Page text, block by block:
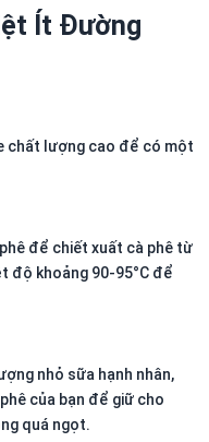
Ít Đường
chất lượng cao để có một
để chiết xuất cà phê từ
độ khoảng 90-95°C để
nhỏ sữa hạnh nhân,
của bạn để giữ cho
quá ngọt.